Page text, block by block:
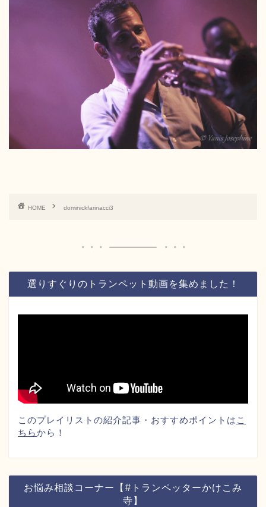
HOME dominickfarinacci3
選りすぐりのトランペット動画を集めました！
このプレイリストの紹介記事・おすすめポイントは こ
ちらから！
お悩み相談コーナー【#トランペッターかけこみ
寺】